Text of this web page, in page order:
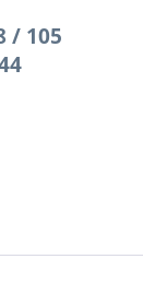
/ 105